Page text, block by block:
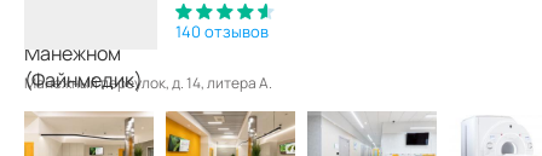
140 отзывов
Манежный переулок, д. 14, литера А.